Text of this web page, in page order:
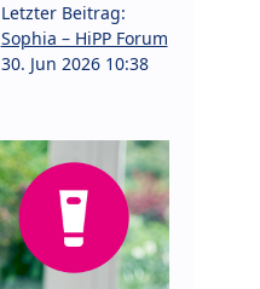
Letzter Beitrag:
Sophia – HiPP Forum
30. Jun 2026 10:38